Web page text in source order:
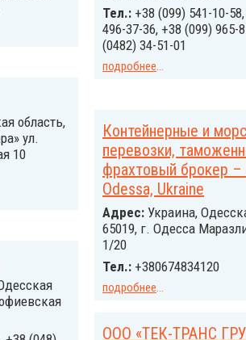
Тел.: +38 (099) 541-10-
496-37-36, +38 (099) 965-
(0482) 34-51-01
подробнее...
область,
ул.
10
Контейнерные и
перевозки,
фрахтовый брокер –
Odessa, Ukraine
Адрес: Украина,
65019, г. Одесса
1/20
Тел.: +380674834120
подробнее...
ООО «ТЕК-ТРАНС